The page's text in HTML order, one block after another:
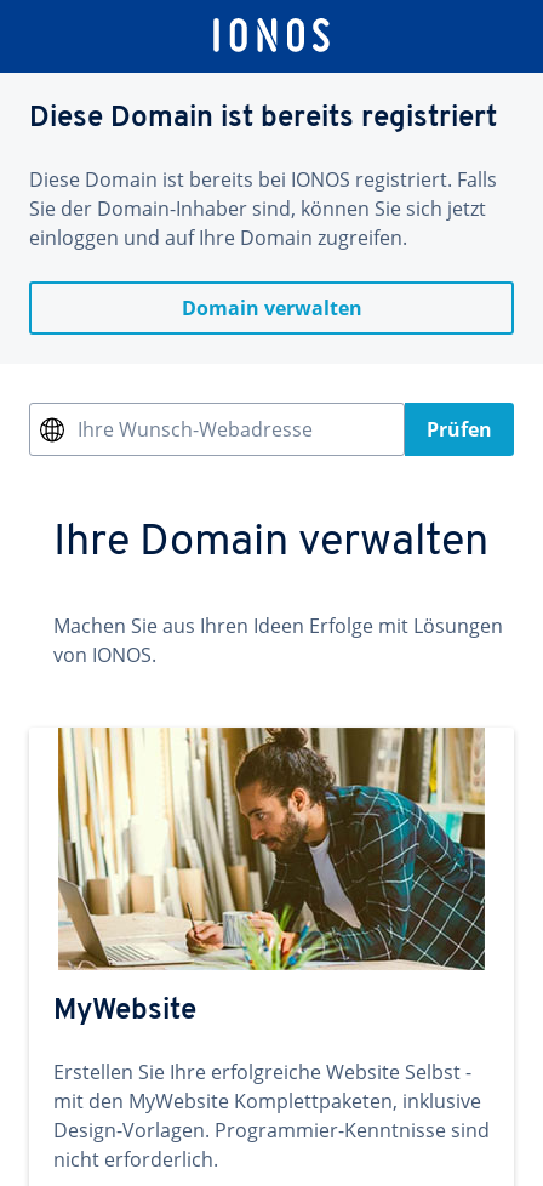
Diese Domain ist bereits registriert
Diese Domain ist bereits bei IONOS registriert. Falls
Sie der Domain-Inhaber sind, können Sie sich jetzt
einloggen und auf Ihre Domain zugreifen.
Domain verwalten
Ihre Wunsch-Webadresse Prüfen
Ihre Domain verwalten
Machen Sie aus Ihren Ideen Erfolge mit Lösungen
von IONOS.
MyWebsite
Erstellen Sie Ihre erfolgreiche Website Selbst -
mit den MyWebsite Komplettpaketen, inklusive
Design-Vorlagen. Programmier-Kenntnisse sind
nicht erforderlich.